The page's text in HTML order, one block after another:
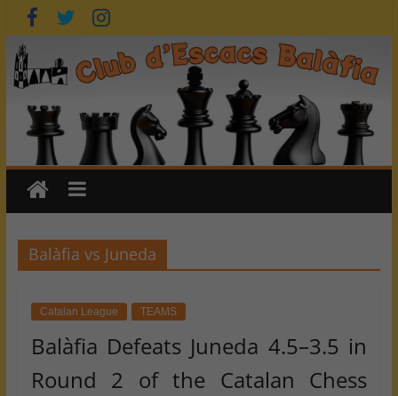
Skip
to
content
Balàfia vs Juneda
Catalan League TEAMS
Balàfia Defeats Juneda 4.5–3.5 in
Round 2 of the Catalan Chess